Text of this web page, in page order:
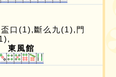
口(1),斷么九(1),門
東風館